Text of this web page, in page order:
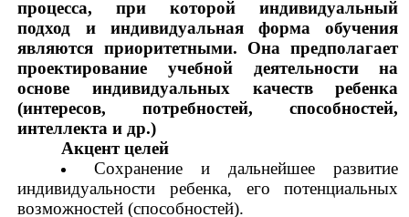
процесса, при которой индивидуальный
подход и индивидуальная форма обучения
являются приоритетными. Она предполагает
проектирование учебной деятельности на
основе индивидуальных качеств ребенка
(интересов, потребностей, способностей,
интеллекта и др.)
Акцент целей
Сохранение и дальнейшее развитие
индивидуальности ребенка, его потенциальных
возможностей (способностей).